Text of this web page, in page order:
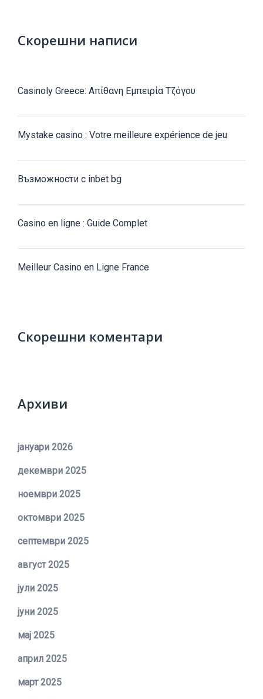
Скорешни написи
Casinoly Greece: Απίθανη Εμπειρία Τζόγου
Mystake casino : Votre meilleure expérience de jeu
Възможности с inbet bg
Casino en ligne : Guide Complet
Meilleur Casino en Ligne France
Скорешни коментари
Архиви
јануари 2026
декември 2025
ноември 2025
октомври 2025
септември 2025
август 2025
јули 2025
јуни 2025
мај 2025
април 2025
март 2025